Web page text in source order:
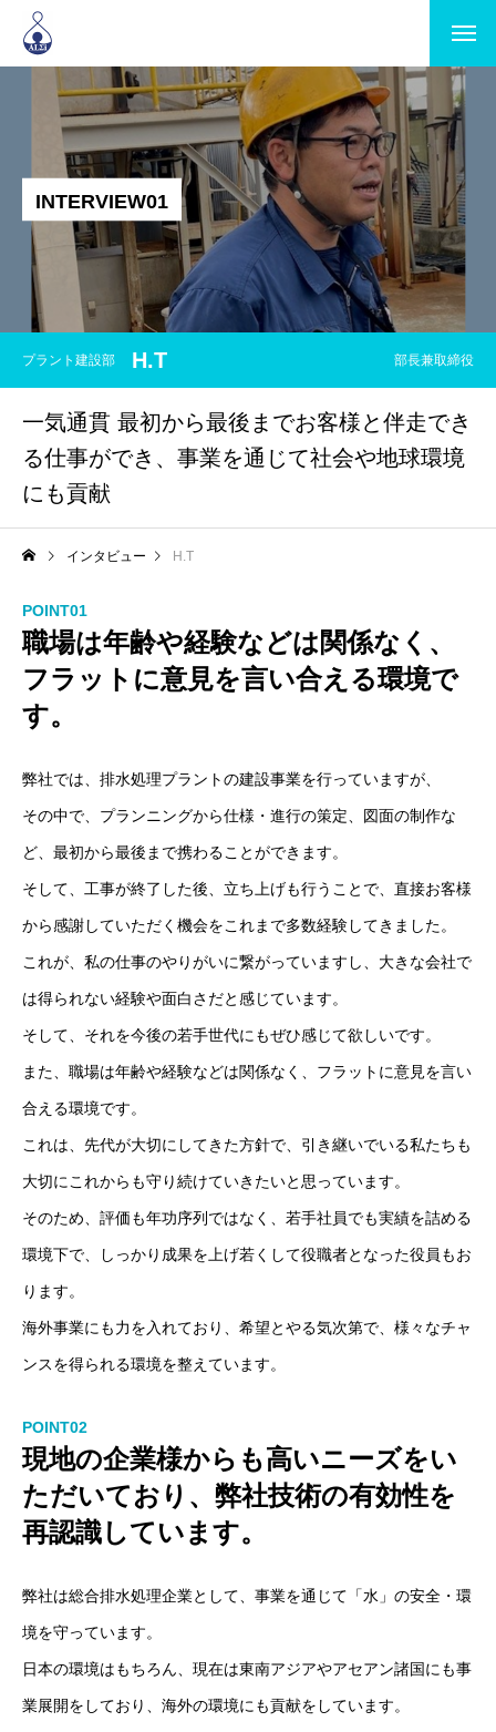
サステナビリティポリシー
データ・レポート
日本アルシー株式会社 企業サイト 個人情報保護方針 お問い合わせ
INTERVIEW01
プラント建設部 H.T 部長兼取締役
一気通貫 最初から最後までお客様と伴走でき
る仕事ができ、事業を通じて社会や地球環境
にも貢献
インタビュー H.T
POINT01
職場は年齢や経験などは関係なく、
フラットに意見を言い合える環境で
す。
弊社では、排水処理プラントの建設事業を行っていますが、
その中で、プランニングから仕様・進行の策定、図面の制作な
ど、最初から最後まで携わることができます。
そして、工事が終了した後、立ち上げも行うことで、直接お客様
から感謝していただく機会をこれまで多数経験してきました。
これが、私の仕事のやりがいに繋がっていますし、大きな会社で
は得られない経験や面白さだと感じています。
そして、それを今後の若手世代にもぜひ感じて欲しいです。
また、職場は年齢や経験などは関係なく、フラットに意見を言い
合える環境です。
これは、先代が大切にしてきた方針で、引き継いでいる私たちも
大切にこれからも守り続けていきたいと思っています。
そのため、評価も年功序列ではなく、若手社員でも実績を詰める
環境下で、しっかり成果を上げ若くして役職者となった役員もお
ります。
海外事業にも力を入れており、希望とやる気次第で、様々なチャ
ンスを得られる環境を整えています。
POINT02
現地の企業様からも高いニーズをい
ただいており、弊社技術の有効性を
再認識しています。
弊社は総合排水処理企業として、事業を通じて「水」の安全・環
境を守っています。
日本の環境はもちろん、現在は東南アジアやアセアン諸国にも事
業展開をしており、海外の環境にも貢献をしています。